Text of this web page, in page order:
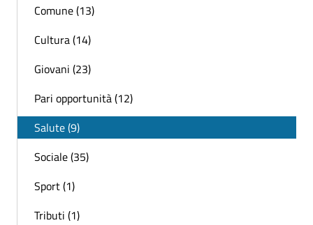
Comune (13)
Cultura (14)
Giovani (23)
Pari opportunità (12)
Salute (9)
Sociale (35)
Sport (1)
Tributi (1)